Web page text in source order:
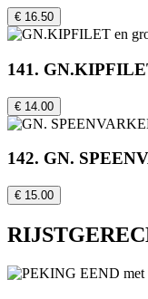
€ 16.50
141.
€ 14.00
142. GN.
€ 15.00